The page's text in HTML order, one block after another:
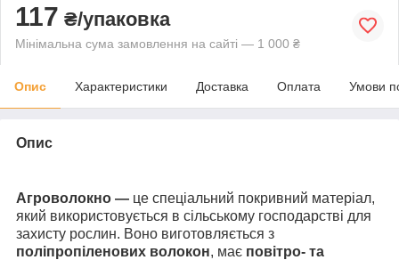
117 ₴/упаковка
Мінімальна сума замовлення на сайті — 1 000 ₴
Опис Характеристики Доставка Оплата Умови
Опис
Агроволокно — це спеціальний покривний матеріал,
який використовується в сільському господарстві для
захисту рослин. Воно виготовляється з
поліпропіленових волокон, має повітро- та